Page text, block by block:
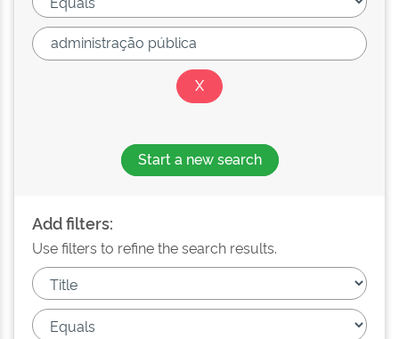
Start a new search
Add filters:
Use filters to refine the search results.